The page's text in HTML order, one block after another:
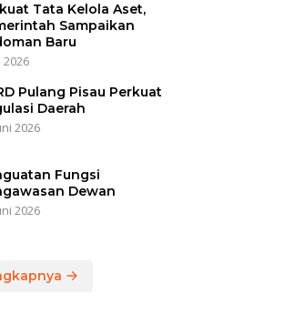
Tata Kelola Aset,
Sampaikan
Baru
2026
Pulang Pisau Perkuat
Daerah
2026
Fungsi
Dewan
2026